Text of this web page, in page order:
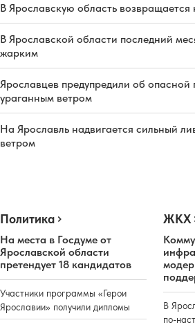
В Ярославскую область возвращается
В Ярославской области последний
жарким
Ярославцев предупредили об опасной
ураганным ветром
На Ярославль надвигается сильный
ветром
Политика
На места в Госдуме от
Ярославской области
претендует 18 кандидатов
Участники программы «Герои
Ярославии» получили дипломы
ЖКХ
В
по-